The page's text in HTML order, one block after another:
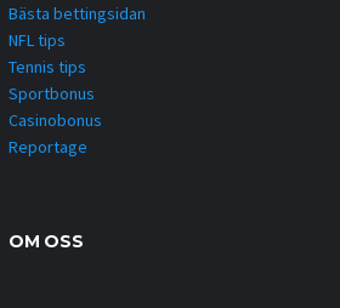
Bästa bettingsidan
NFL tips
Tennis tips
Sportbonus
Casinobonus
Reportage
OM OSS